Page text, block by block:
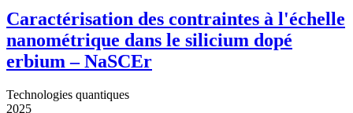
Caractérisation des contraintes à l'échelle
nanométrique dans le silicium dopé
erbium – NaSCEr
Technologies quantiques
2025